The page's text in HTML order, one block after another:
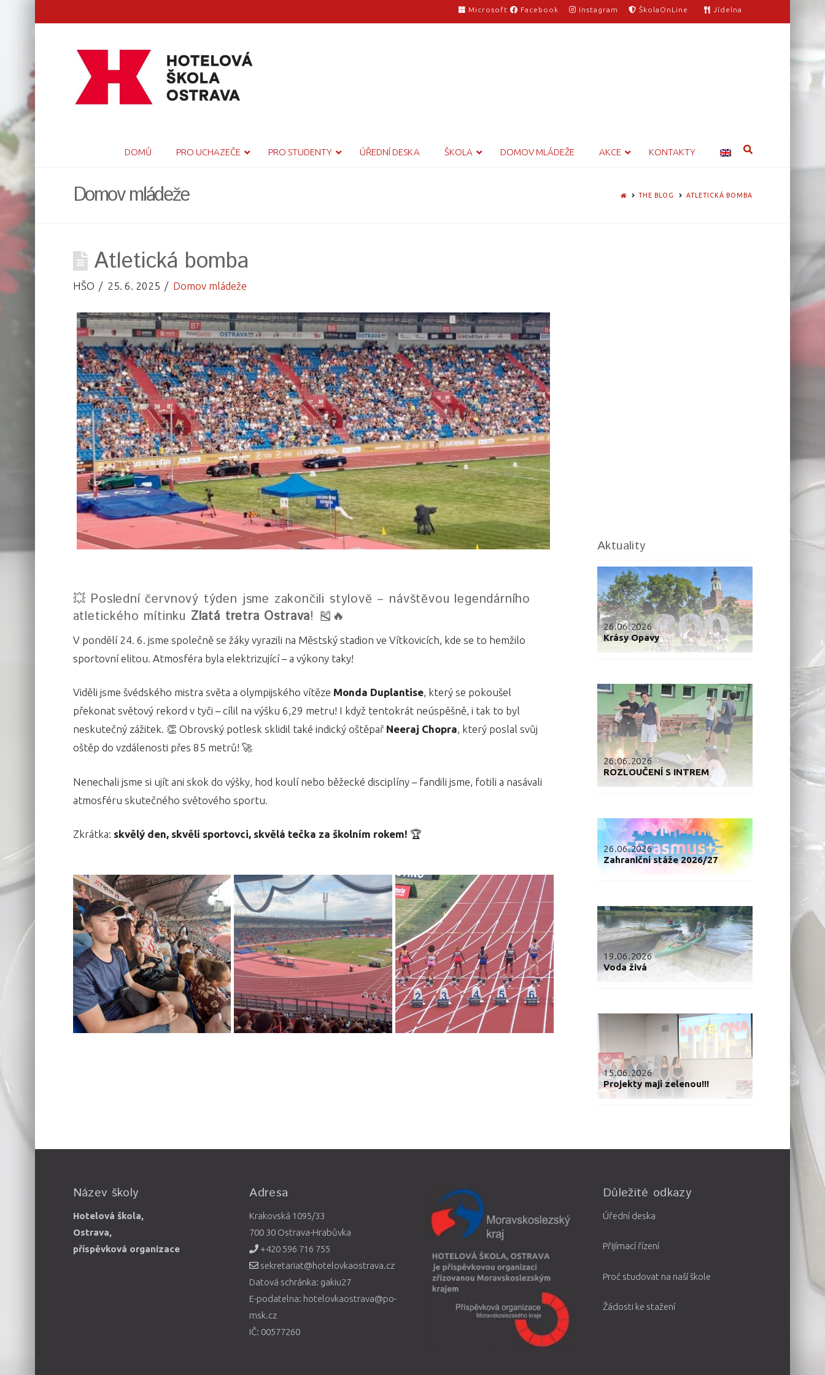
Microsoft Facebook Instagram ŠkolaOnLine Jídelna
DOMŮ PRO UCHAZEČE PRO STUDENTY ÚŘEDNÍ DESKA ŠKOLA DOMOV MLÁDEŽE AKCE KONTAKTY
Domov mládeže HOMETHE BLOG ATLETICKÁ BOMBA
Atletická bomba
HŠO 25. 6. 2025 Domov mládeže
💥 Poslední červnový týden jsme zakončili stylově – návštěvou legendárního
atletického mítinku Zlatá tretra Ostrava! 🎽🔥
V pondělí 24. 6. jsme společně se žáky vyrazili na Městský stadion ve Vítkovicích, kde se to hemžilo
sportovní elitou. Atmosféra byla elektrizující – a výkony taky!
Viděli jsme švédského mistra světa a olympijského vítěze Monda Duplantise, který se pokoušel
překonat světový rekord v tyči – cílil na výšku 6,29 metru! I když tentokrát neúspěšně, i tak to byl
neskutečný zážitek. 👏 Obrovský potlesk sklidil také indický oštěpař Neeraj Chopra, který poslal svůj
oštěp do vzdálenosti přes 85 metrů! 🚀
Nenechali jsme si ujít ani skok do výšky, hod koulí nebo běžecké disciplíny – fandili jsme, fotili a nasávali
atmosféru skutečného světového sportu.
Zkrátka: skvělý den, skvělí sportovci, skvělá tečka za školním rokem! 🏆
Aktuality
26.06.2026
Krásy Opavy
26.06.2026
ROZLOUČENÍ S INTREM
26.06.2026
Zahraniční stáže 2026/27
19.06.2026
Voda živá
15.06.2026
Projekty mají zelenou!!!
Název školy
Hotelová škola,
Ostrava,
příspěvková organizace
Adresa
Krakovská 1095/33
700 30 Ostrava-Hrabůvka
+420 596 716 755
sekretariat@hotelovkaostrava.cz
Datová schránka: gakiu27
E-podatelna: hotelovkaostrava@po-
msk.cz
IČ: 00577260
Důležité odkazy
Úřední deska
Přijímací řízení
Proč studovat na naší škole
Žádosti ke stažení